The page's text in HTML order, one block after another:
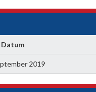
Datum
2019